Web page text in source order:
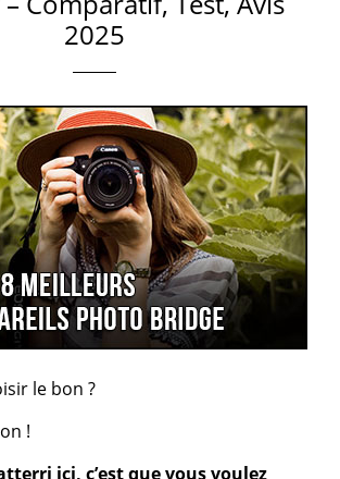
2025
le bon ?
!
ici, c’est que vous voulez